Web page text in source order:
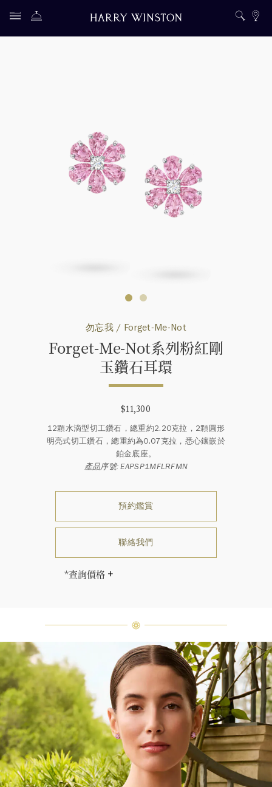
勿忘我 / Forget-Me-Not
Forget-Me-Not系列粉紅剛
玉鑽⁠石耳環
$11,300
12顆水滴型切工鑽石，總重約2.20克拉，2顆圓形
明亮式切工鑽石，總重約為0.07克拉，悉心鑲嵌於
鉑金底座。
產品序號: EAPSP1MFLRFMN
預約鑑賞
聯絡我們
*查詢價格
石皆與眾不同而採用獨特鑲嵌方式，
重量和寶石的等級亦不盡相同。如有
疑問，敬請諮詢客戶服務。